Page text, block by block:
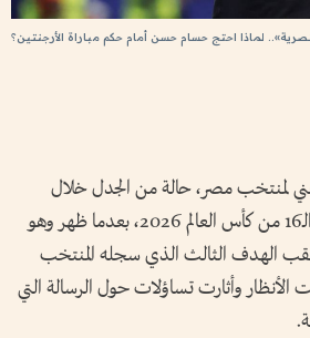
لماذا احتج حسام حسن أمام حكم مباراة الأرجنتين؟
لمنتخب مصر، حالة من الجدل خلال
مواجهة الأرجنتين في دور الـ16 من كأس العالم 2026، بعدما ظهر وهو
الهدف الثالث الذي سجله المنتخب
وأثارت تساؤلات حول الرسالة التي